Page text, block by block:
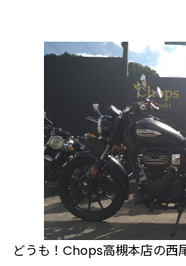
どうも！Chops高槻本店の西